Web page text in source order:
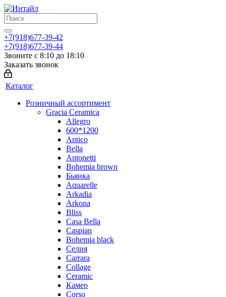
+7(918)677-39-42
+7(918)677-39-44
Звоните с 8:10 до 18:10
Заказать звонок
Каталог
Розничный ассортимент
Gracia Ceramica
Allegro
600*1200
Antico
Bella
Antonetti
Bohemia brown
Бьянка
Aquarelle
Arkadia
Arkona
Bliss
Casa Bella
Caspian
Bohemia black
Селия
Carrara
Collage
Ceramic
Камео
Corso